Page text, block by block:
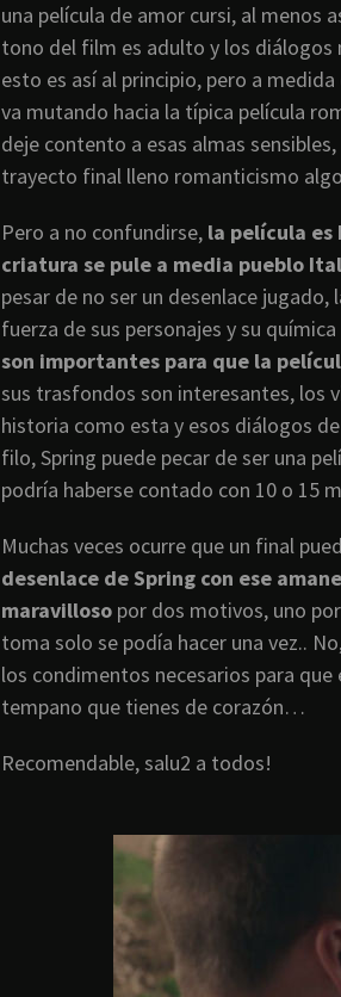
una película de amor cursi, al menos
tono del film es adulto y los diálogos
esto es así al principio, pero a
va mutando hacia la típica película
deje contento a esas almas
trayecto final lleno romanticismo
Pero a no confundirse, la película es
criatura se pule a media pueblo
pesar de no ser un desenlace
fuerza de sus personajes y su
son importantes para que la
sus trasfondos son interesantes, los
historia como esta y esos diálogos
filo, Spring puede pecar de ser una
podría haberse contado con 10 o 15
Muchas veces ocurre que un final
desenlace de Spring con ese
maravilloso por dos motivos, uno
toma solo se podía hacer una vez..
los condimentos necesarios para
tempano que tienes de corazón…
Recomendable, salu2 a todos!